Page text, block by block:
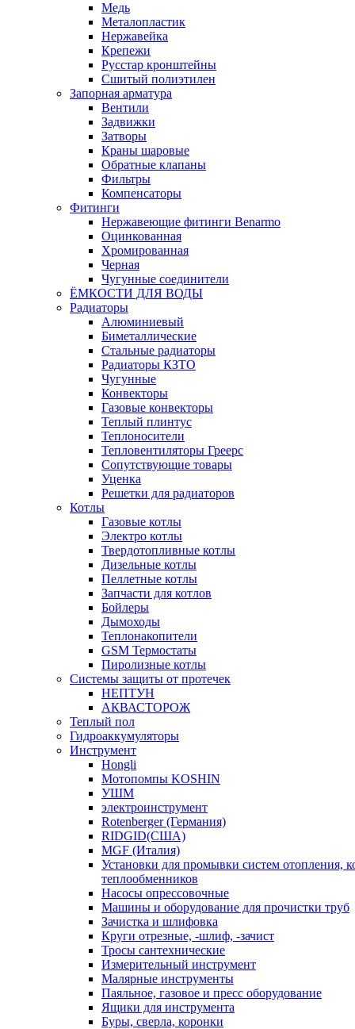
Медь
Металопластик
Нержавейка
Крепежи
Русстар кронштейны
Сшитый полиэтилен
Запорная арматура
Вентили
Задвижки
Затворы
Краны шаровые
Обратные клапаны
Фильтры
Компенсаторы
Фитинги
Нержавеющие фитинги Benarmo
Оцинкованная
Хромированная
Черная
Чугунные соединители
ЁМКОСТИ ДЛЯ ВОДЫ
Радиаторы
Алюминиевый
Биметаллические
Стальные радиаторы
Радиаторы КЗТО
Чугунные
Конвекторы
Газовые конвекторы
Теплый плинтус
Теплоносители
Тепловентиляторы Греерс
Сопутствующие товары
Уценка
Решетки для радиаторов
Котлы
Газовые котлы
Электро котлы
Твердотопливные котлы
Дизельные котлы
Пеллетные котлы
Запчасти для котлов
Бойлеры
Дымоходы
Теплонакопители
GSM Термостаты
Пиролизные котлы
Системы защиты от протечек
НЕПТУН
АКВАСТОРОЖ
Теплый пол
Гидроаккумуляторы
Инструмент
Hongli
Мотопомпы KOSHIN
УШМ
электроинструмент
Rotenberger (Германия)
RIDGID(США)
MGF (Италия)
Установки для промывки систем отопления,
теплообменников
Насосы опрессовочные
Машины и оборудование для прочистки труб
Зачистка и шлифовка
Круги отрезные, -шлиф, -зачист
Тросы сантехнические
Измерительный инструмент
Малярные инструменты
Паяльное, газовое и пресс оборудование
Ящики для инструмента
Буры, сверла, коронки